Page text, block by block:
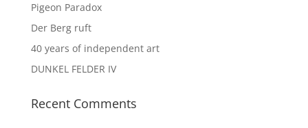
Pigeon Paradox
Der Berg ruft
40 years of independent art
DUNKEL FELDER IV
Recent Comments